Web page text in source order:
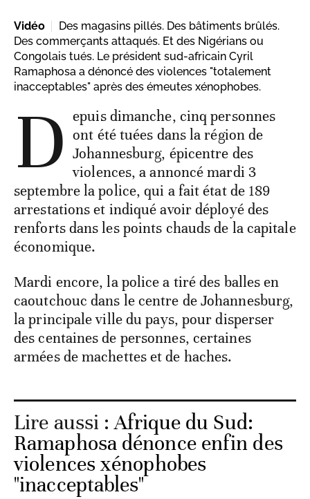
Vidéo
Des magasins pillés. Des bâtiments brûlés.
Des commerçants attaqués. Et des Nigérians ou
Congolais tués. Le président sud-africain Cyril
Ramaphosa a dénoncé des violences "totalement
inacceptables" après des émeutes xénophobes.
D epuis dimanche, cinq personnes
ont été tuées dans la région de
Johannesburg, épicentre des
violences, a annoncé mardi 3
septembre la police, qui a fait état de 189
arrestations et indiqué avoir déployé des
renforts dans les points chauds de la capitale
économique.
Mardi encore, la police a tiré des balles en
caoutchouc dans le centre de Johannesburg,
la principale ville du pays, pour disperser
des centaines de personnes, certaines
armées de machettes et de haches.
Lire aussi :Afrique du Sud:
Ramaphosa dénonce enfin des
violences xénophobes
"inacceptables"